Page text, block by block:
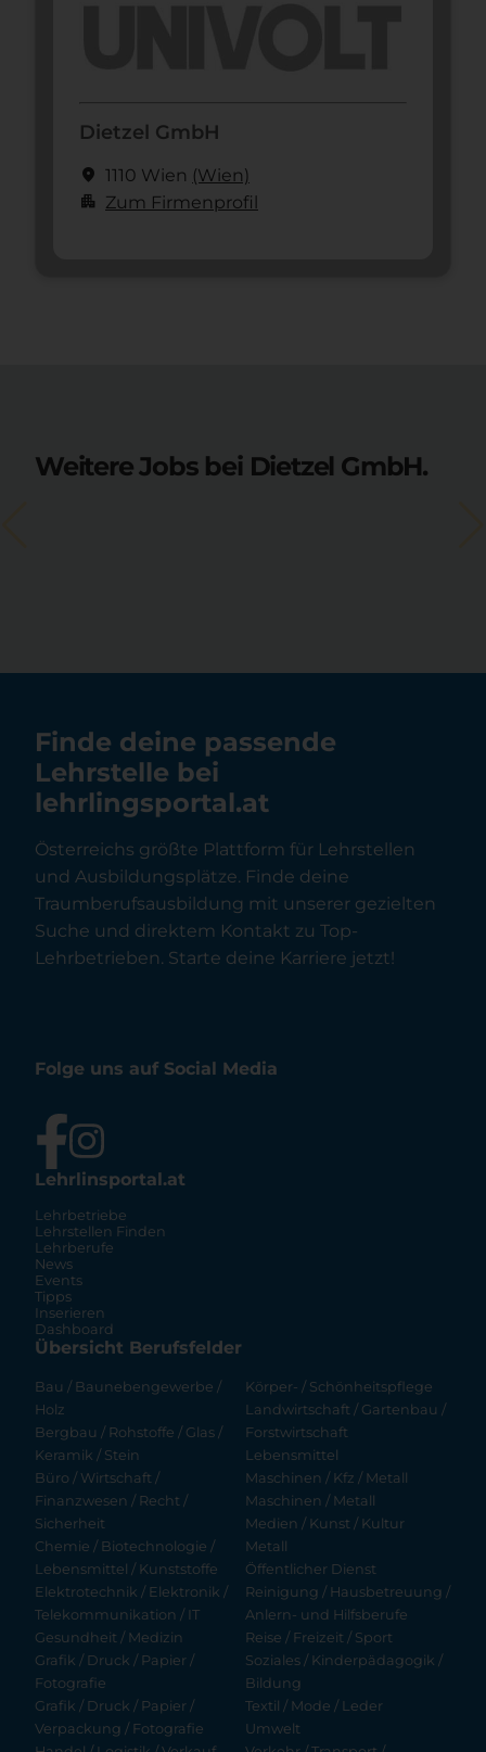
Dietzel GmbH
location_on 1110 Wien (Wien)
apartment Zum Firmenprofil
Weitere Jobs bei Dietzel GmbH.
Finde deine passende
Lehrstelle bei
lehrlingsportal.at
Österreichs größte Plattform für Lehrstellen
und Ausbildungsplätze. Finde deine
Traumberufsausbildung mit unserer gezielten
Suche und direktem Kontakt zu Top-
Lehrbetrieben. Starte deine Karriere jetzt!
Folge uns auf Social Media
Lehrlinsportal.at
Lehrbetriebe
Lehrstellen Finden
Lehrberufe
News
Events
Tipps
Inserieren
Dashboard
Übersicht Berufsfelder
Bau / Baunebengewerbe /
Holz
Bergbau / Rohstoffe / Glas /
Keramik / Stein
Büro / Wirtschaft /
Finanzwesen / Recht /
Sicherheit
Chemie / Biotechnologie /
Lebensmittel / Kunststoffe
Elektrotechnik / Elektronik /
Telekommunikation / IT
Gesundheit / Medizin
Grafik / Druck / Papier /
Fotografie
Grafik / Druck / Papier /
Verpackung / Fotografie
Körper- / Schönheitspflege
Landwirtschaft / Gartenbau /
Forstwirtschaft
Lebensmittel
Maschinen / Kfz / Metall
Maschinen / Metall
Medien / Kunst / Kultur
Metall
Öffentlicher Dienst
Reinigung / Hausbetreuung /
Anlern- und Hilfsberufe
Reise / Freizeit / Sport
Soziales / Kinderpädagogik /
Bildung
Textil / Mode / Leder
Umwelt